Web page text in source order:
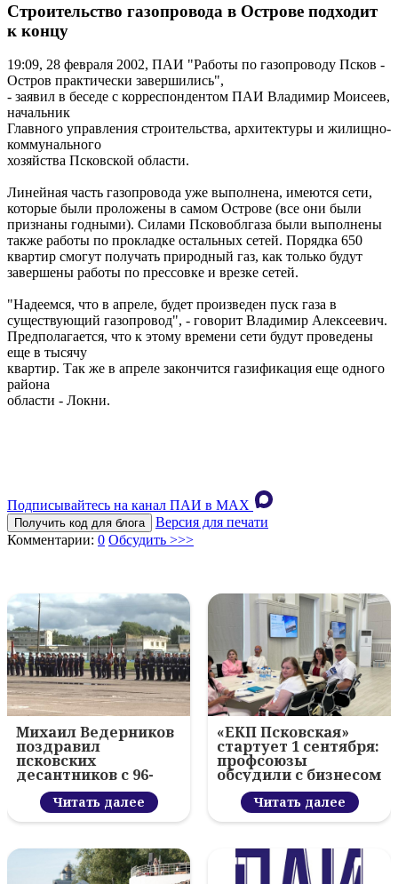
Строительство газопровода в Острове подходит
к концу
19:09, 28 февраля 2002, ПАИ "Работы по газопроводу Псков -
Остров практически завершились",
- заявил в беседе с корреспондентом ПАИ Владимир Моисеев,
начальник
Главного управления строительства, архитектуры и жилищно-
коммунального
хозяйства Псковской области.
Линейная часть газопровода уже выполнена, имеются сети,
которые были проложены в самом Острове (все они были
признаны годными). Силами Псковоблгаза были выполнены
также работы по прокладке остальных сетей. Порядка 650
квартир смогут получать природный газ, как только будут
завершены работы по прессовке и врезке сетей.
"Надеемся, что в апреле, будет произведен пуск газа в
существующий газопровод", - говорит Владимир Алекcеевич.
Предполагается, что к этому времени сети будут проведены
еще в тысячу
квартир. Так же в апреле закончится газификация еще одного
района
области - Локни.
Подписывайтесь на канал ПАИ в MAХ
Получить код для блога
Версия для печати
Комментарии: 0 Обсудить >>>
Михаил Ведерников
поздравил
псковских
десантников с 96-
летием ВДВ и
вручил награды
Читать далее
«ЕКП Псковская»
стартует 1 сентября:
профсоюзы
обсудили с бизнесом
новый цифровой
проектЧитать далее